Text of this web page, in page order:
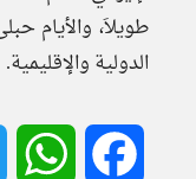
طويلاَ، والأيام
الدولية والإقليمية.
Facebook